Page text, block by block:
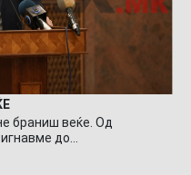
браниш веќе. Од
до…